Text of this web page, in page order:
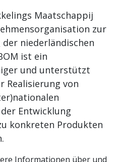
Maatschappij
zur
niederländischen
ist ein
und unterstützt
Realisierung von
Entwicklung
konkreten Produkten
Informationen über und